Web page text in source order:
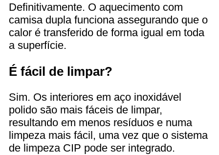
Definitivamente. O aquecimento com
camisa dupla funciona assegurando que o
calor é transferido de forma igual em toda
a superfície.
É fácil de limpar?
Sim. Os interiores em aço inoxidável
polido são mais fáceis de limpar,
resultando em menos resíduos e numa
limpeza mais fácil, uma vez que o sistema
de limpeza CIP pode ser integrado.